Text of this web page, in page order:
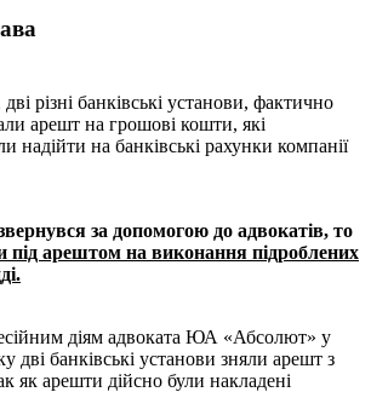
різні банківські установи, фактично
арешт на грошові кошти, які
надійти на банківські рахунки компанії
за допомогою до адвокатів, то
під арештом на виконання підроблених
діям адвоката ЮА «Абсолют» у
дві банківські установи зняли арешт з
як арешти дійсно були накладені